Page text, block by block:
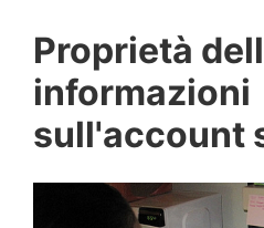
Proprietà
informazioni
sull'account